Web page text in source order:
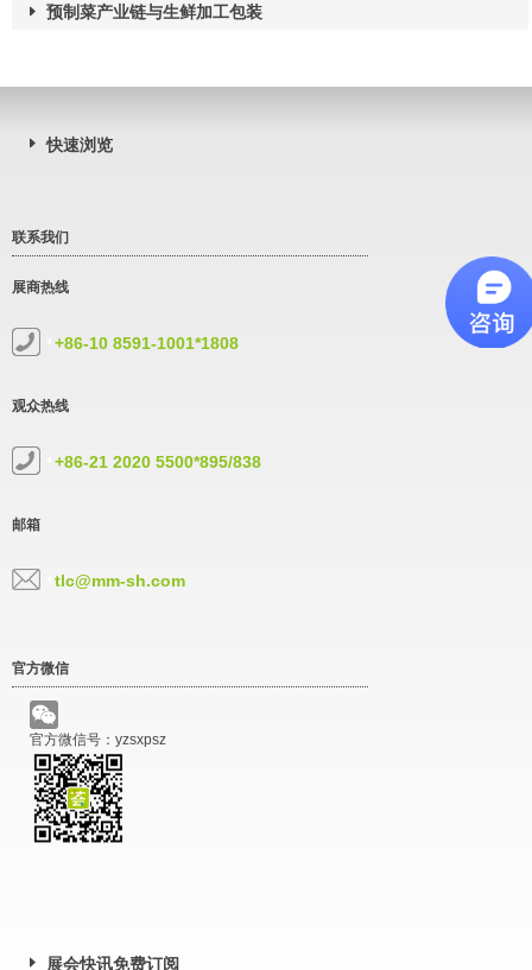
预制菜产业链与生鲜加工包装
快速浏览
联系我们
展商热线
+86-10 8591-1001*1808
观众热线
+86-21 2020 5500*895/838
邮箱
tlc@mm-sh.com
官方微信
官方微信号：yzsxpsz
展会快讯免费订阅